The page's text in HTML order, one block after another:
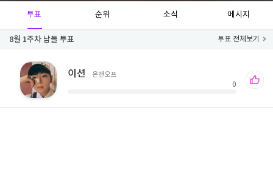
투표 순위 소식 메시지
8월 1주차 남돌 투표 투표 전체보기
이션 온앤오프
0